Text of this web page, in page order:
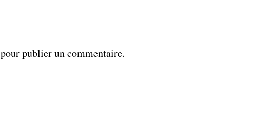
pour publier un commentaire.